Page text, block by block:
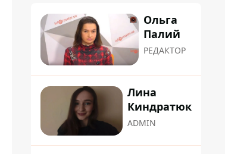
Ольга
Палий
РЕДАКТОР
Лина
Киндратюк
ADMIN